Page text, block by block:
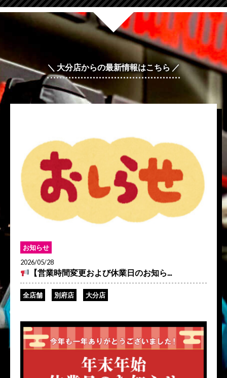
＼ 大分店からの最新情報はこちら ／
お知らせ
2026/05/28
【営業時間変更および休業日のお知ら...
全店舗 別府店 大分店